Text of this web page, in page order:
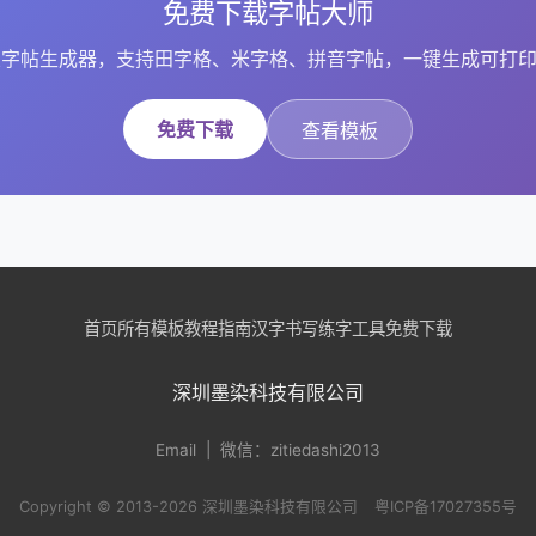
免费下载字帖大师
帖生成器，支持田字格、米字格、拼音字帖，一键生成可打
免费下载 查看模板
首页所有模板教程指南汉字书写练字工具免费下载
深圳墨染科技有限公司
Email | 微信：zitiedashi2013
Copyright © 2013-2026 深圳墨染科技有限公司 粤ICP备17027355号